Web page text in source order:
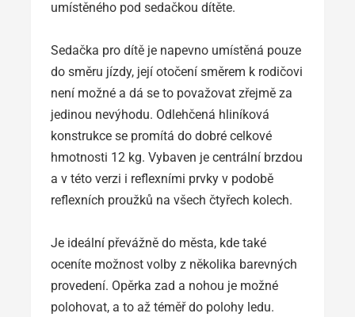
umístěného pod sedačkou dítěte.
Sedačka pro dítě je napevno umístěná pouze
do směru jízdy, její otočení směrem k rodičovi
není možné a dá se to považovat zřejmě za
jedinou nevýhodu. Odlehčená hliníková
konstrukce se promítá do dobré celkové
hmotnosti 12 kg. Vybaven je centrální brzdou
a v této verzi i reflexními prvky v podobě
reflexních proužků na všech čtyřech kolech.
Je ideální převážně do města, kde také
oceníte možnost volby z několika barevných
provedení. Opěrka zad a nohou je možné
polohovat, a to až téměř do polohy ledu.